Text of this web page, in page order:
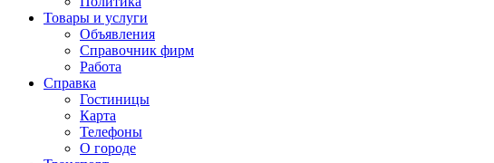
Товары и услуги
Объявления
Справочник фирм
Работа
Справка
Гостиницы
Карта
Телефоны
О городе